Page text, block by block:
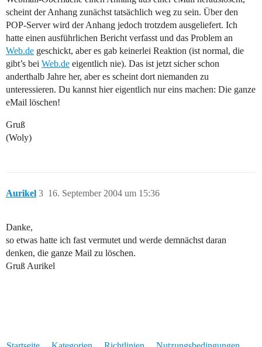
scheint der Anhang zunächst tatsächlich weg zu sein. Über den
POP-Server wird der Anhang jedoch trotzdem ausgeliefert. Ich
hatte einen ausführlichen Bericht verfasst und das Problem an
Web.de geschickt, aber es gab keinerlei Reaktion (ist normal, die
gibt’s bei Web.de eigentlich nie). Das ist jetzt sicher schon
anderthalb Jahre her, aber es scheint dort niemanden zu
unteressieren. Du kannst hier eigentlich nur eins machen: Die ganze
eMail löschen!
Gruß
(Woly)
Aurikel 16. September 2004 um 15:36
3
Danke,
so etwas hatte ich fast vermutet und werde demnächst daran
denken, die ganze Mail zu löschen.
Gruß Aurikel